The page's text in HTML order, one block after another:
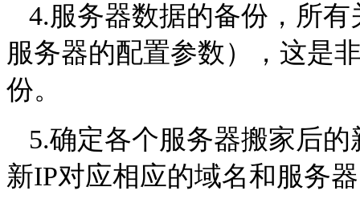
4.服务器数据的备份，所
服务器的配置参数），这是
份。
5.确定各个服务器搬家后的
新IP对应相应的域名和服务